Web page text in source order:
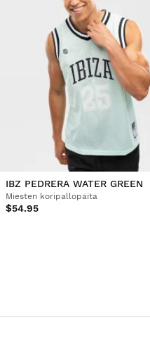
IBZ PEDRERA WATER GREEN
Miesten koripallopaita
$54.95